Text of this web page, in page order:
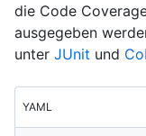
die Code
ausgegeben
unter JUnit und
YAML